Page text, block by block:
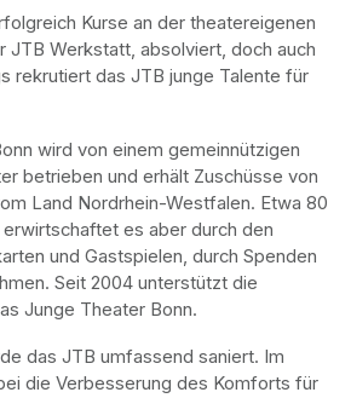
Kurse an der theatereigenen
JTB Werkstatt, absolviert, doch auch
rekrutiert das JTB junge Talente für
wird von einem gemeinnützigen
betrieben und erhält Zuschüsse von
Land Nordrhein-Westfalen. Etwa 80
es aber durch den
und Gastspielen, durch Spenden
Seit 2004 unterstützt die
Junge Theater Bonn.
das JTB umfassend saniert. Im
die Verbesserung des Komforts für